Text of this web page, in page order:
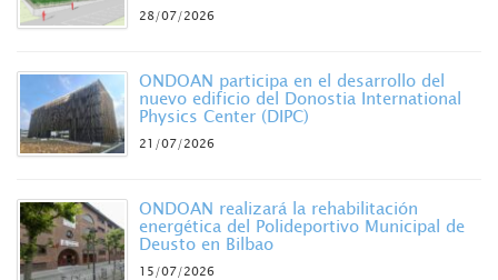
28/07/2026
ONDOAN participa en el desarrollo del
nuevo edificio del Donostia International
Physics Center (DIPC)
21/07/2026
ONDOAN realizará la rehabilitación
energética del Polideportivo Municipal de
Deusto en Bilbao
15/07/2026